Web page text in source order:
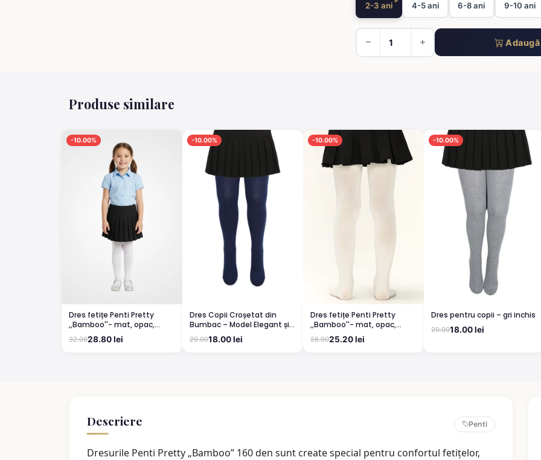
2-3 ani 4-5 ani 6-8 ani 9-10 ani
Produse similare
-10.00%
Dres fetițe Penti Pretty
,,Bamboo''- mat, opac,
culoare alb
32.0028.80 lei
-10.00%
Dres Copii Croșetat din
Bumbac – Model Elegant și
Confortabil BLUMARIN
20.0018.00 lei
-10.00%
Dres fetițe Penti Pretty
,,Bamboo''- mat, opac,
culoare vanilie
28.0025.20 lei
-10.00%
Dres pentru copii – gri inchis
20.0018.00 lei
Descriere Penti
Dresurile Penti Pretty „Bamboo” 160 den sunt create special pentru confortul fetițelor,